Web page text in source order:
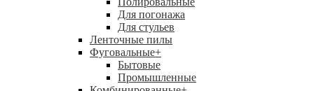
Для погонажа
Для стульев
Ленточные пилы
Фуговальные+
Бытовые
Промышленные